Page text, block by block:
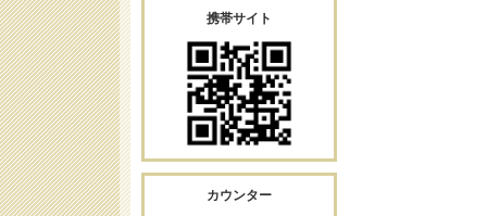
携帯サイト
カウンター